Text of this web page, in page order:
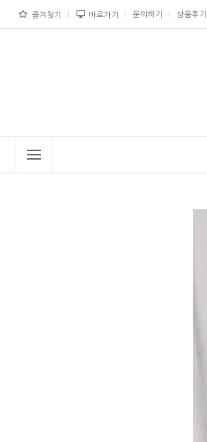
즐겨찾기 바로가기 문의하기 상품후기